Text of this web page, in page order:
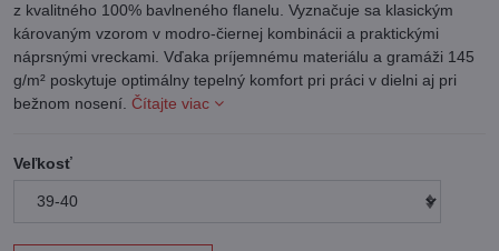
z kvalitného 100% bavlneného flanelu. Vyznačuje sa klasickým
károvaným vzorom v modro-čiernej kombinácii a praktickými
náprsnými vreckami. Vďaka príjemnému materiálu a gramáži 145
g/m² poskytuje optimálny tepelný komfort pri práci v dielni aj pri
bežnom nosení. Čítajte viac
Veľkosť